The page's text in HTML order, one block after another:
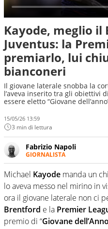
Kayode, meglio
Juventus: la
premiarlo, lui
bianconeri
Il giovane laterale snobba la
l’aveva inserito tra gli obiettivi
essere eletto “Giovane
15/05/26 13:59
3 min di lettura
Fabrizio Napoli
GIORNALISTA
Giornalista
il calcio ma è con la
passioni. Cura la
grande festival di
Michael Kayode manda un
lo aveva messo nel mirino in
ora il giovane laterale non ci
Brentford e la Premier
premio di “Giovane dell’Anno